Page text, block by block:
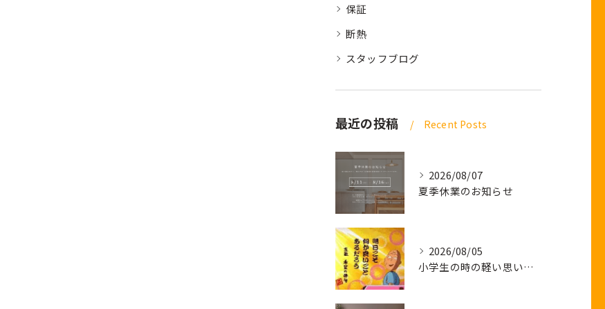
保証
断熱
スタッフブログ
最近の投稿 Recent Posts
2026/08/07
夏季休業のお知らせ
2026/08/05
小学生の時の軽い思い出話し